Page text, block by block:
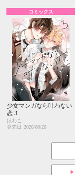
コミックス
少女マンガなら叶わない
恋 3
ほわこ
発売日
2026/08/20